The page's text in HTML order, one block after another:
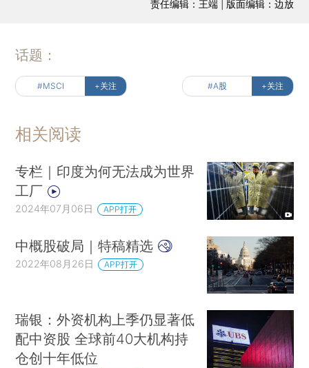
责任编辑：王端 | 版面编辑：边放
话题：
#MSCI +关注 #A股 +关注
相关阅读
专栏｜印度为何无法成为世界
工厂
2024年07月06日 APP打开
中概股破局｜特稿精选
2022年08月26日 APP打开
瑞银：外资机构上季仍显著低
配中资股 全球前40大机构持
仓创十年低位